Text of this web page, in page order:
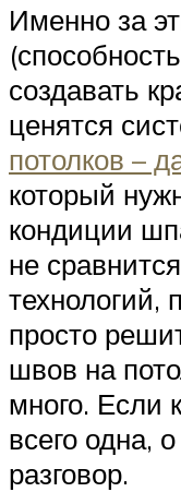
Именно за
создавать
ценятся
потолков –
который
кондиции
не
технологий,
просто
швов на
много. Если
всего одна,
разговор.